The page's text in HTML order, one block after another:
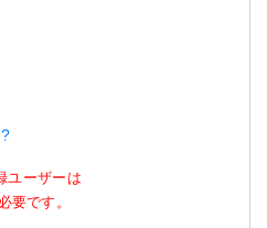
ユーザーは
要です。